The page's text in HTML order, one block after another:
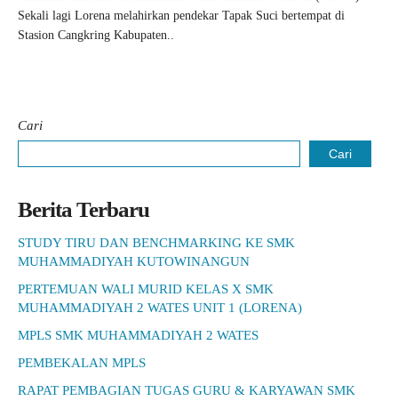
Sekali lagi Lorena melahirkan pendekar Tapak Suci bertempat di
Stasion Cangkring Kabupaten..
Cari
Cari
Berita Terbaru
STUDY TIRU DAN BENCHMARKING KE SMK
MUHAMMADIYAH KUTOWINANGUN
PERTEMUAN WALI MURID KELAS X SMK
MUHAMMADIYAH 2 WATES UNIT 1 (LORENA)
MPLS SMK MUHAMMADIYAH 2 WATES
PEMBEKALAN MPLS
RAPAT PEMBAGIAN TUGAS GURU & KARYAWAN SMK